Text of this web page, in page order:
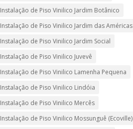
Instalação de Piso Vinilico Jardim Botânico
Instalação de Piso Vinilico Jardim das Américas
Instalação de Piso Vinilico Jardim Social
Instalação de Piso Vinilico Juvevê
Instalação de Piso Vinilico Lamenha Pequena
Instalação de Piso Vinilico Lindóia
Instalação de Piso Vinilico Mercês
Instalação de Piso Vinilico Mossunguê (Ecoville)